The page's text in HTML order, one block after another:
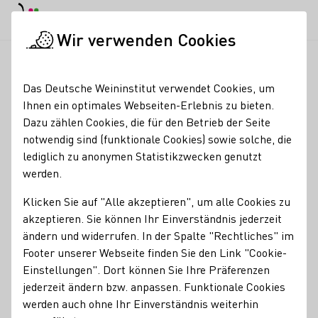
Sina Erdrich übergibt
den
Weinfachhandelspreis
12.10.21
Zur Verleihung des Fachhandelspreises von DWI und
Wein+Markt am 10. Oktober reiste die Deutsche
Weinkönigin nach Heilbronn zum Weinfachhändlertag. Hier
übergab die junge Weinfachfrau den drei Preisträgern ihre
Urkunden und bedankte sich für die wertvolle Arbeit, die
Wir verwenden Cookies
Das Deutsche Weininstitut verwendet Cookies, um
Ihnen ein optimales Webseiten-Erlebnis zu bieten.
Dazu zählen Cookies, die für den Betrieb der Seite
notwendig sind (funktionale Cookies) sowie solche, die
lediglich zu anonymen Statistikzwecken genutzt
werden.
Klicken Sie auf "Alle akzeptieren", um alle Cookies zu
akzeptieren. Sie können Ihr Einverständnis jederzeit
ändern und widerrufen. In der Spalte "Rechtliches" im
Footer unserer Webseite finden Sie den Link "Cookie-
Einstellungen". Dort können Sie Ihre Präferenzen
jederzeit ändern bzw. anpassen. Funktionale Cookies
werden auch ohne Ihr Einverständnis weiterhin